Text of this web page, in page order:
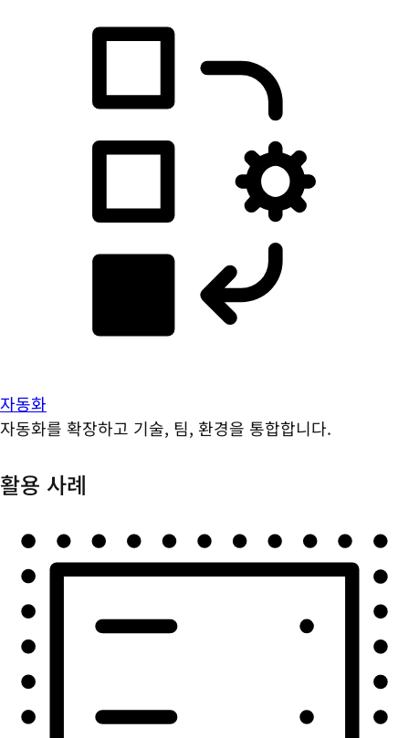
자동화
자동화를 확장하고 기술, 팀, 환경을 통합합니다.
활용 사례